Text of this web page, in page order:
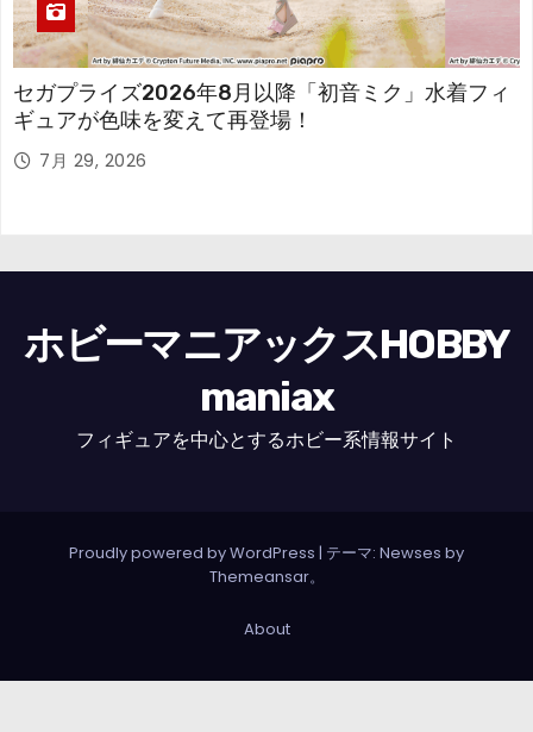
セガプライズ2026年8月以降「初音ミク」水着フィ
ギュアが色味を変えて再登場！
7月 29, 2026
ホビーマニアックスHOBBY
maniax
フィギュアを中心とするホビー系情報サイト
Proudly powered by WordPress | テーマ: Newses by
Themeansar。
About